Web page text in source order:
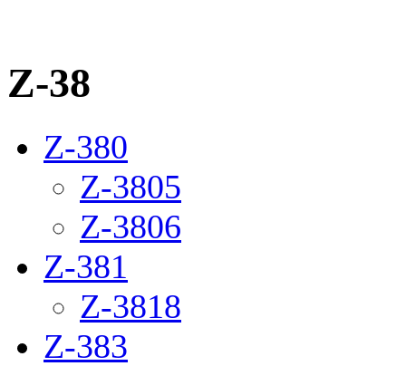
Z-38
Z-380
Z-3805
Z-3806
Z-381
Z-3818
Z-383